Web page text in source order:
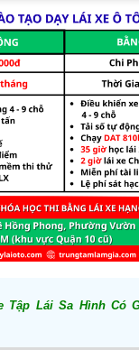
1.160.000đ
TỔNG
Tập Lái Sa Hình Có